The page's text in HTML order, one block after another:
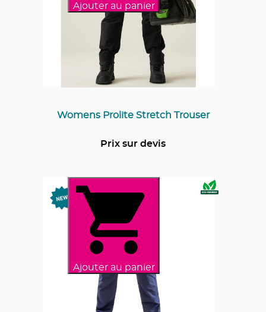
Ajouter au panier
Womens Prolite Stretch Trouser
Prix sur devis
Ajouter au panier